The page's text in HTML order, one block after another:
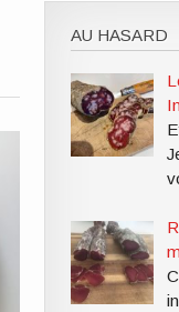
AU HASARD